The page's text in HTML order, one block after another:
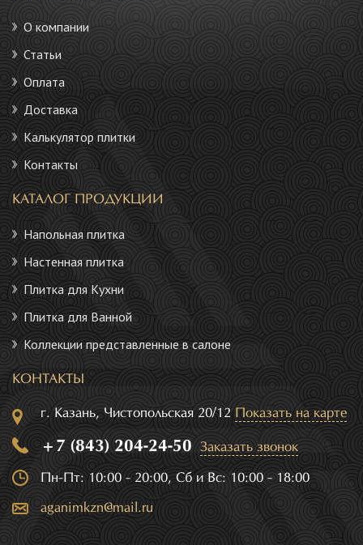
О компании
Статьи
Оплата
Доставка
Калькулятор плитки
Контакты
КАТАЛОГ ПРОДУКЦИИ
Напольная плитка
Настенная плитка
Плитка для Кухни
Плитка для Ванной
Коллекции представленные в салоне
КОНТАКТЫ
г. Казань, Чистопольская 20/12 Показать на карте
+7 (843) 204-24-50 Заказать звонок
Пн-Пт: 10:00 - 20:00, Сб и Вс: 10:00 - 18:00
aganimkzn@mail.ru